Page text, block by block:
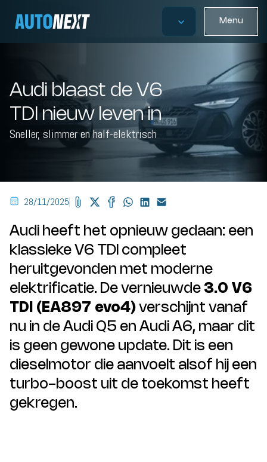
Menu
Audi blaast de V6
TDI nieuw leven in
Sneller, slimmer en half-elektrisch
28/11/2025
Audi heeft het opnieuw gedaan: een
klassieke V6 TDI compleet
heruitgevonden met moderne
elektrificatie. De vernieuwde 3.0 V6
TDI (EA897 evo4) verschijnt vanaf
nu in de Audi Q5 en Audi A6, maar dit
is geen gewone update. Dit is een
dieselmotor die aanvoelt alsof hij een
turbo-boost uit de toekomst heeft
gekregen.